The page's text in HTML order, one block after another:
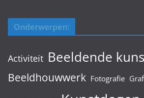
Onderwerpen:
Activiteit Beeldende
Beeldhouwwerk Fotografie